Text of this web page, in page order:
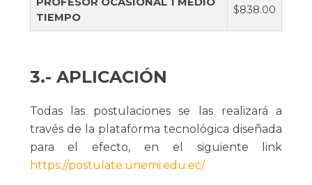
TIEMPO
$838.00
3.- APLICACIÓN
Todas las postulaciones se las realizará a
través de la plataforma tecnológica diseñada
para el efecto, en el siguiente link
https://postulate.unemi.edu.ec/